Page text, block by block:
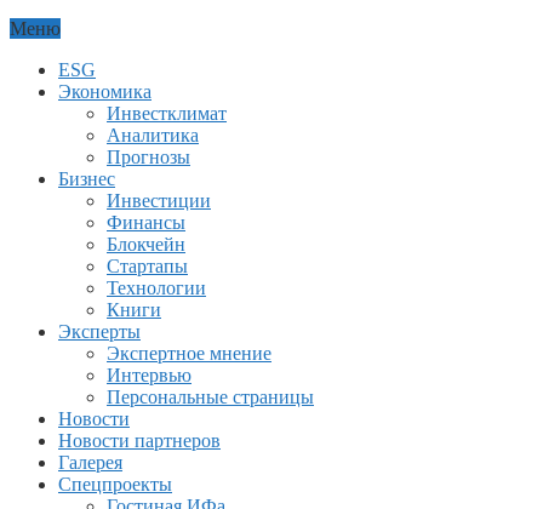
Меню
ESG
Экономика
Инвестклимат
Аналитика
Прогнозы
Бизнес
Инвестиции
Финансы
Блокчейн
Стартапы
Технологии
Книги
Эксперты
Экспертное мнение
Интервью
Персональные страницы
Новости
Новости партнеров
Галерея
Спецпроекты